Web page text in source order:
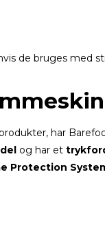
de bruges med
har
og har et
Protection